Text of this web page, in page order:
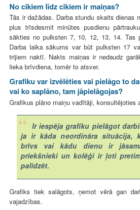
No cikiem līdz cikiem ir maiņas?
Tās ir dažādas. Darba stundu skaits dienas
plus trīsdesmit minūtes pusdienu
sākties no pulksten 7, 10, 12, 13, 14. Tas
Darba laika sākums var būt pulksten 17
trijiem naktī. Nakts maiņas ir nedaudz
lieka brīvdiena, tomēr to atsver.
Grafiku var izvēlēties vai pielāgo to
vai ko saplāno, tam jāpielāgojas?
Grafikus plāno maiņu vadītāji, konsultējoties
Ir iespēja grafiku pielāgot
ja ir kāda neordināra situācija,
brīvs vai kādu dienu ir
priekšnieki un kolēģi ir ļoti
palīdzēt.
Grafiks tiek salāgots, ņemot vērā gan
vajadzības.